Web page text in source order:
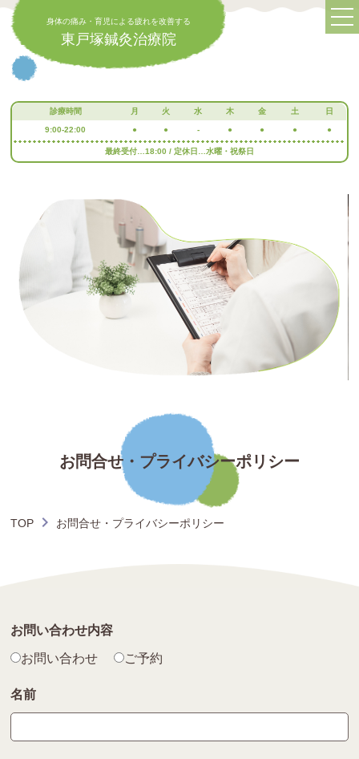
身体の痛み・育児による疲れを改善する
東戸塚鍼灸治療院
診療時間 月 火 水 木 金 土 日
9:00-22:00 ● ● - ● ● ● ●
最終受付…18:00 / 定休日…水曜・祝祭日
お問合せ・プライバシーポリシー
TOP お問合せ・プライバシーポリシー
お問い合わせ内容
お問い合わせ ご予約
名前